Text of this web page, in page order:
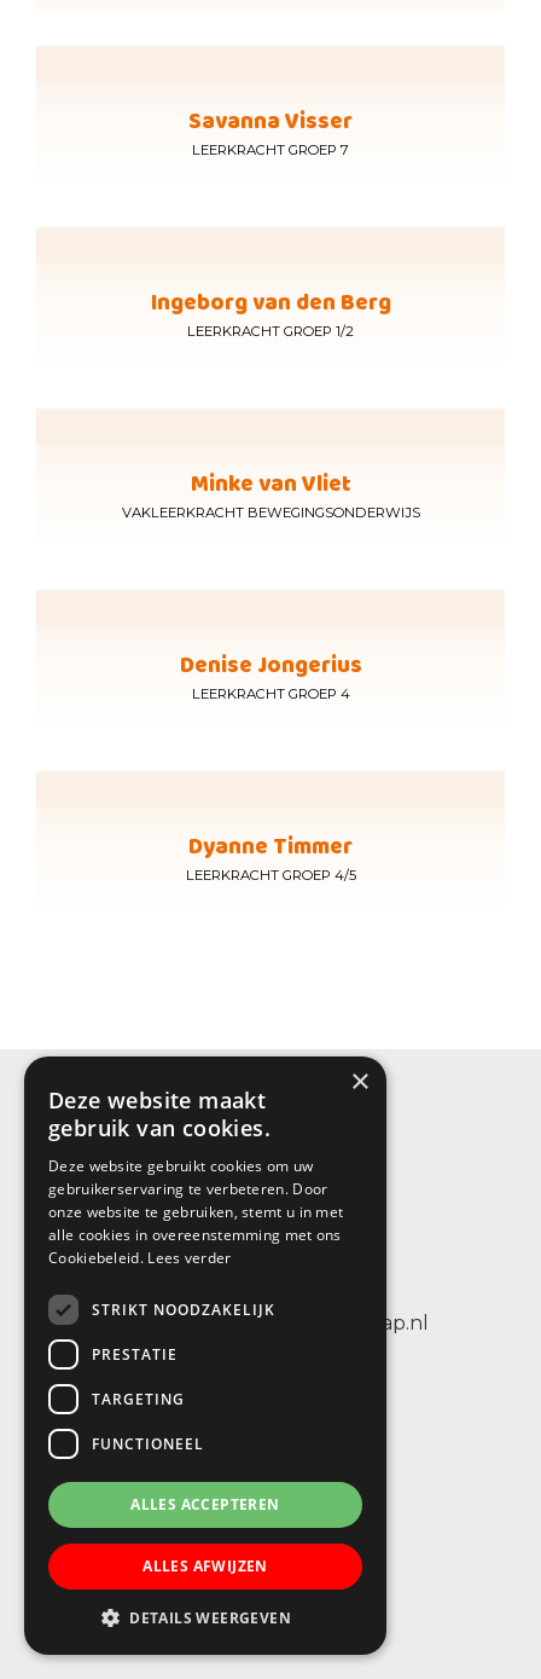
Savanna Visser
LEERKRACHT GROEP 7
Ingeborg van den Berg
LEERKRACHT GROEP 1/2
Minke van Vliet
VAKLEERKRACHT BEWEGINGSONDERWIJS
Denise Jongerius
LEERKRACHT GROEP 4
Dyanne Timmer
LEERKRACHT GROEP 4/5
CONTACT
SBO De Wenteltrap
Sint Petersburglaan 25
3404 CV IJsselstein
e-mail: info@sbodewenteltrap.nl
×
Deze website maakt
gebruik van cookies.
Deze website gebruikt cookies om uw
gebruikerservaring te verbeteren. Door
onze website te gebruiken, stemt u in met
alle cookies in overeenstemming met ons
Cookiebeleid. Lees verder
STRIKT NOODZAKELIJK
PRESTATIE
TARGETING
FUNCTIONEEL
ALLES ACCEPTEREN
ALLES AFWIJZEN
DETAILS WEERGEVEN